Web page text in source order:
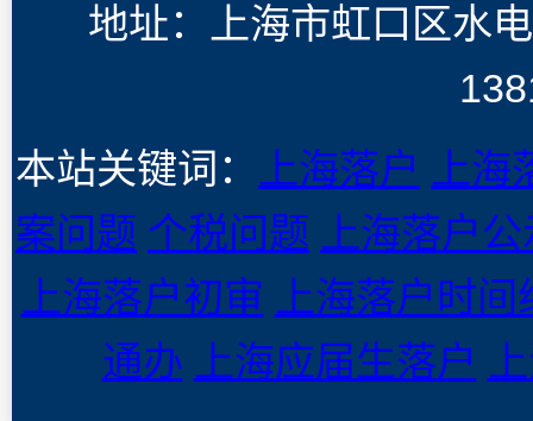
地址：上海市虹口区水
本站关键词：
上海落户
上
案问题 个税问题
上海落户
上海落户初审
上海落户时间
通办
上海应届生落户